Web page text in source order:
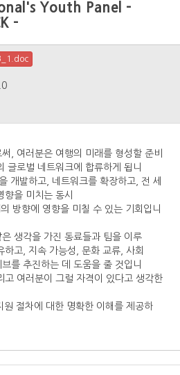
Youth Panel -
-
, 여러분은 여행의 미래를 형성할 준비
글로벌 네트워크에 합류하게 됩니
개발하고, 네트워크를 확장하고, 전 세
을 미치는 동시
방향에 영향을 미칠 수 있는 기회입니
생각을 가진 동료들과 팀을 이루
하고, 지속 가능성, 문화 교류, 사회
를 추진하는 데 도움을 줄 것입니
고 여러분이 그럴 자격이 있다고 생각한
절차에 대한 명확한 이해를 제공하